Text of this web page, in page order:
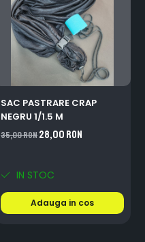
SAC PASTRARE CRAP
NEGRU 1/1.5 M
35,00 RON28,00 RON
IN STOC
Adauga in cos